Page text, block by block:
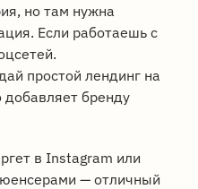
но там нужна
Если работаешь с
простой лендинг на
добавляет бренду
в Instagram или
— отличный